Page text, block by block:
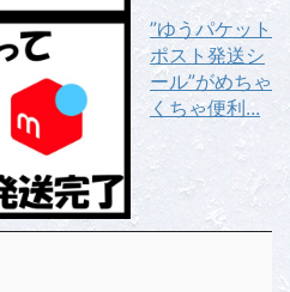
”ゆうパケット
ポスト発送シ
ール”がめちゃ
くちゃ便利...